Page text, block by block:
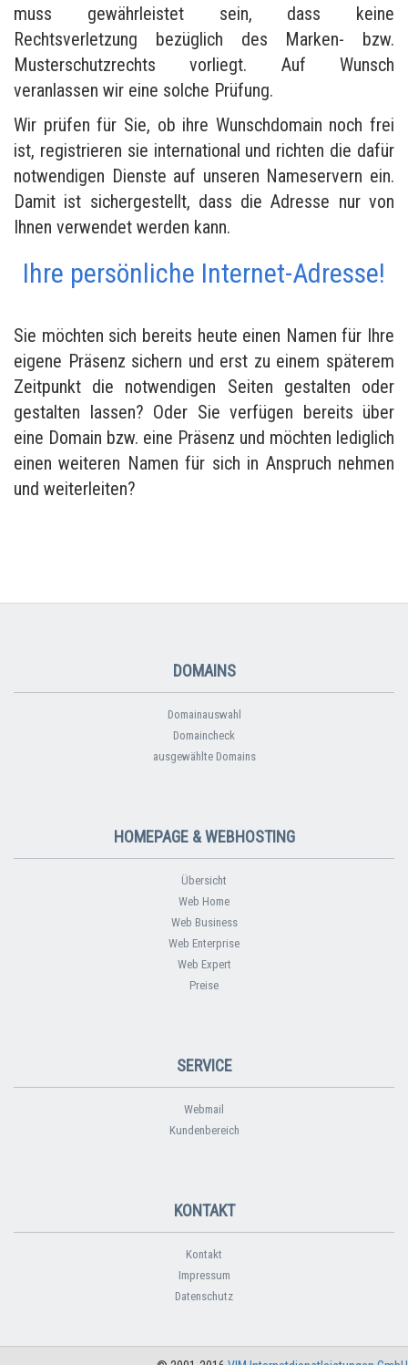
muss gewährleistet sein, dass keine
Rechtsverletzung bezüglich des Marken- bzw.
Musterschutzrechts vorliegt. Auf Wunsch
veranlassen wir eine solche Prüfung.
Wir prüfen für Sie, ob ihre Wunschdomain noch frei
ist, registrieren sie international und richten die dafür
notwendigen Dienste auf unseren Nameservern ein.
Damit ist sichergestellt, dass die Adresse nur von
Ihnen verwendet werden kann.
Ihre persönliche Internet-Adresse!
Sie möchten sich bereits heute einen Namen für Ihre
eigene Präsenz sichern und erst zu einem späterem
Zeitpunkt die notwendigen Seiten gestalten oder
gestalten lassen? Oder Sie verfügen bereits über
eine Domain bzw. eine Präsenz und möchten lediglich
einen weiteren Namen für sich in Anspruch nehmen
und weiterleiten?
DOMAINS
Domainauswahl
Domaincheck
ausgewählte Domains
HOMEPAGE & WEBHOSTING
Übersicht
Web Home
Web Business
Web Enterprise
Web Expert
Preise
SERVICE
Webmail
Kundenbereich
KONTAKT
Kontakt
Impressum
Datenschutz